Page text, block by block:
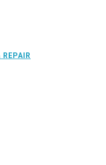
REPAIR